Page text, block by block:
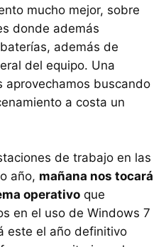
mucho mejor, sobre
donde además
además de
del equipo. Una
buscando
a costa un
de trabajo en las
año, mañana nos tocará
operativo que
en el uso de Windows 7
este el año definitivo